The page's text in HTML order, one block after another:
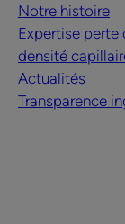
Notre histoire
Expertise perte
densité
Actualités
Transparence